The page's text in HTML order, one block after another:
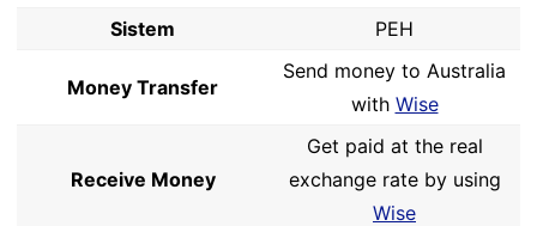
Sistem
PEH
Money Transfer
Send money to Australia
with Wise
Receive Money
Get paid at the real
exchange rate by using
Wise